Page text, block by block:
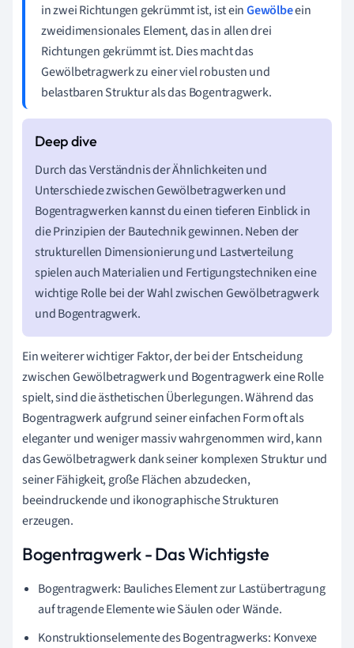
in zwei Richtungen gekrümmt ist, ist einGewölbeein
zweidimensionales Element, das in allen drei
Richtungen gekrümmt ist. Dies macht das
Gewölbetragwerk zu einer viel robusten und
belastbaren Struktur als das Bogentragwerk.
Durch das Verständnis der Ähnlichkeiten und
Unterschiede zwischen Gewölbetragwerken und
Bogentragwerken kannst du einen tieferen Einblick in
die Prinzipien der Bautechnik gewinnen. Neben der
strukturellen Dimensionierung und Lastverteilung
spielen auch Materialien und Fertigungstechniken eine
wichtige Rolle bei der Wahl zwischen Gewölbetragwerk
und Bogentragwerk.
Ein weiterer wichtiger Faktor, der bei der Entscheidung
zwischen Gewölbetragwerk und Bogentragwerk eine Rolle
spielt, sind die ästhetischen Überlegungen. Während das
Bogentragwerk aufgrund seiner einfachen Form oft als
eleganter und weniger massiv wahrgenommen wird, kann
das Gewölbetragwerk dank seiner komplexen Struktur und
seiner Fähigkeit, große Flächen abzudecken,
beeindruckende und ikonographische Strukturen
erzeugen.
Bogentragwerk - Das Wichtigste
Bogentragwerk: Bauliches Element zur Lastübertragung
auf tragende Elemente wie Säulen oder Wände.
Konstruktionselemente des Bogentragwerks: Konvexe